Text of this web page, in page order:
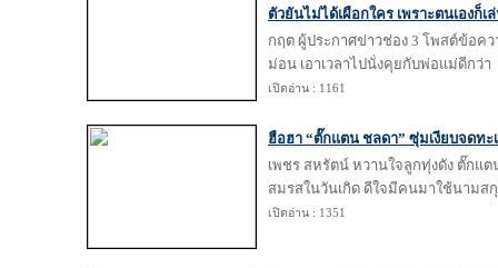
ตัวยันไม่ได้เผือกใคร เพราะตนเองก็เ
กฤต ผู้ประกาศข่าวช่อง 3 โพสต์ข้อค
ม่อน เอาเวลาไปนั่งคุยกับพ่อแม่ดีกว่า
เปิดอ่าน : 1161
ฮือฮา “ตั๊กแตน ชลดา” ซุ่มเงียบจดท
เพชร สหรัตน์ หวานใจลูกทุ่งดัง ตั๊กแ
สมรสในวันเกิด ดีใจมีคนมาใช้นามส
เปิดอ่าน : 1351